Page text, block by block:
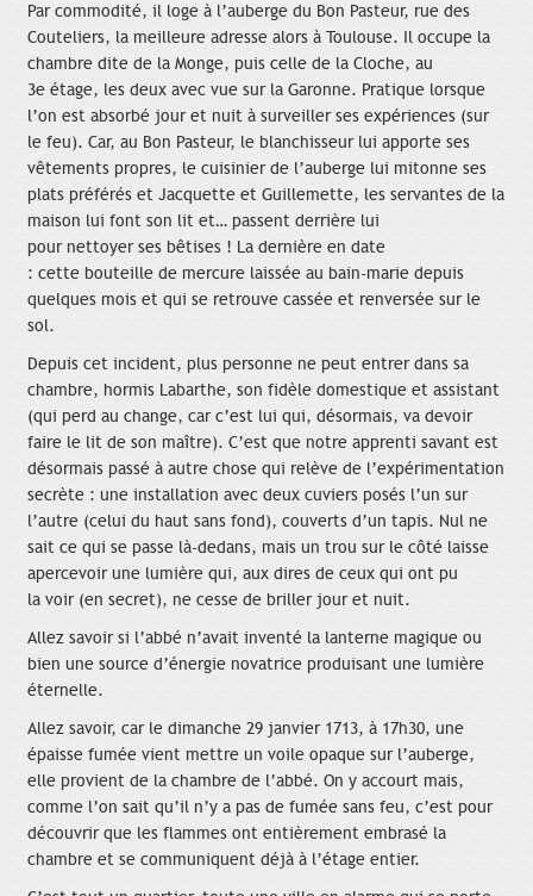
Par commodité, il loge à l’auberge du Bon Pasteur, rue des
Couteliers, la meilleure adresse alors à Toulouse. Il occupe la
chambre dite de la Monge, puis celle de la Cloche, au
3e étage, les deux avec vue sur la Garonne. Pratique lorsque
l’on est absorbé jour et nuit à surveiller ses expériences (sur
le feu). Car, au Bon Pasteur, le blanchisseur lui apporte ses
vêtements propres, le cuisinier de l’auberge lui mitonne ses
plats préférés et Jacquette et Guillemette, les servantes de la
maison lui font son lit et… passent derrière lui
pour nettoyer ses bêtises ! La dernière en date
: cette bouteille de mercure laissée au bain-marie depuis
quelques mois et qui se retrouve cassée et renversée sur le
sol.
Depuis cet incident, plus personne ne peut entrer dans sa
chambre, hormis Labarthe, son fidèle domestique et assistant
(qui perd au change, car c’est lui qui, désormais, va devoir
faire le lit de son maître). C’est que notre apprenti savant est
désormais passé à autre chose qui relève de l’expérimentation
secrète : une installation avec deux cuviers posés l’un sur
l’autre (celui du haut sans fond), couverts d’un tapis. Nul ne
sait ce qui se passe là-dedans, mais un trou sur le côté laisse
apercevoir une lumière qui, aux dires de ceux qui ont pu
la voir (en secret), ne cesse de briller jour et nuit.
Allez savoir si l’abbé n’avait inventé la lanterne magique ou
bien une source d’énergie novatrice produisant une lumière
éternelle.
Allez savoir, car le dimanche 29 janvier 1713, à 17h30, une
épaisse fumée vient mettre un voile opaque sur l’auberge,
elle provient de la chambre de l’abbé. On y accourt mais,
comme l’on sait qu’il n’y a pas de fumée sans feu, c’est pour
découvrir que les flammes ont entièrement embrasé la
chambre et se communiquent déjà à l’étage entier.